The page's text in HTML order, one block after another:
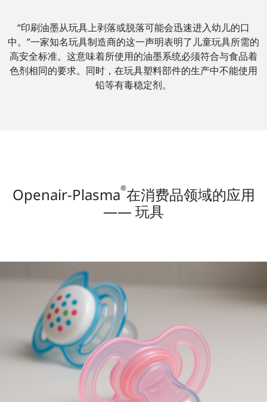
“印刷油墨从玩具上剥落或脱落可能会迅速进入幼儿的口
中。”一家知名玩具制造商的这一声明表明了儿童玩具所需的
高安全标准。这意味着所使用的油墨系统必须符合与食品着
色剂相同的要求。同时，在玩具塑料部件的生产中不能使用
铅等有毒稳定剂。
Openair-Plasma®在消费品领域的应用
—— 玩具